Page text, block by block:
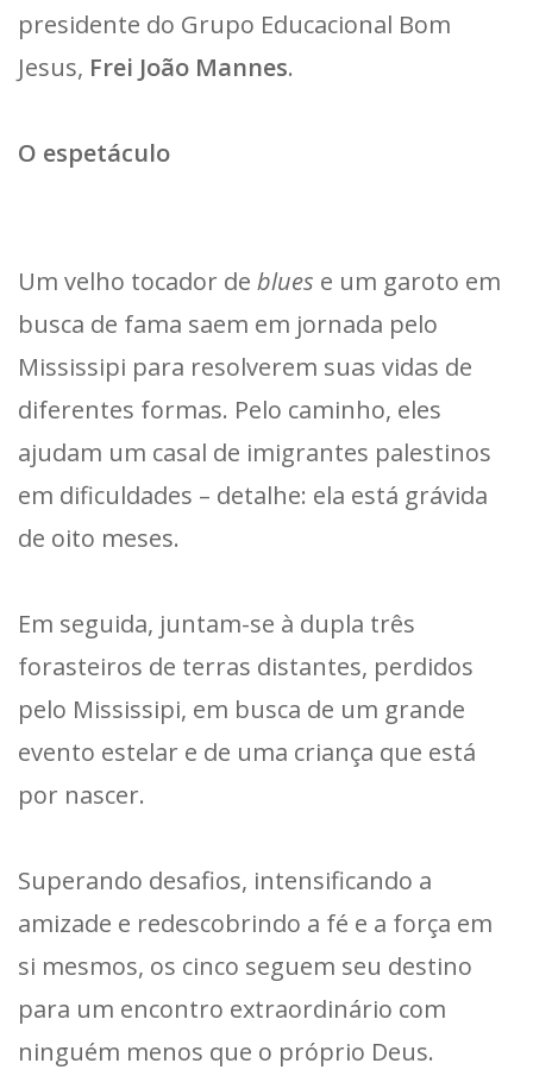
presidente do Grupo Educacional Bom
Jesus, Frei João Mannes.
O espetáculo
Um velho tocador de blues e um garoto em
busca de fama saem em jornada pelo
Mississipi para resolverem suas vidas de
diferentes formas. Pelo caminho, eles
ajudam um casal de imigrantes palestinos
em dificuldades – detalhe: ela está grávida
de oito meses.
Em seguida, juntam-se à dupla três
forasteiros de terras distantes, perdidos
pelo Mississipi, em busca de um grande
evento estelar e de uma criança que está
por nascer.
Superando desafios, intensificando a
amizade e redescobrindo a fé e a força em
si mesmos, os cinco seguem seu destino
para um encontro extraordinário com
ninguém menos que o próprio Deus.